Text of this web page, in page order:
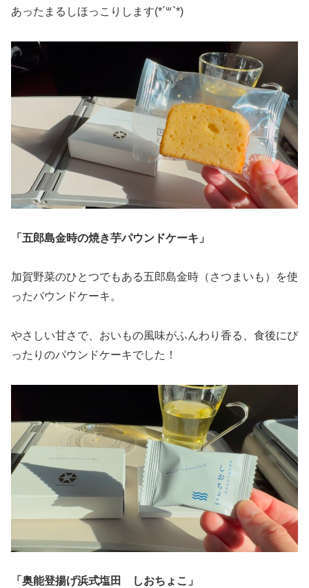
あったまるしほっこりします(*´꒳`*)
「五郎島金時の焼き芋パウンドケーキ」
加賀野菜のひとつでもある五郎島金時（さつまいも）を使
ったパウンドケーキ。
やさしい甘さで、おいもの風味がふんわり香る、食後にぴ
ったりのパウンドケーキでした！
「奥能登揚げ浜式塩田 しおちょこ」